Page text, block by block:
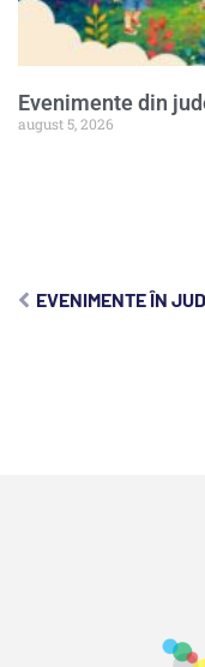
Evenimente din
august 5, 2026